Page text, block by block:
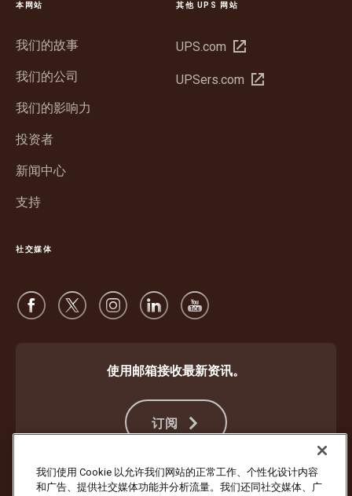
本网站
我们的故事
我们的公司
我们的影响力
投资者
新闻中心
支持
其他 UPS 网站
UPS.com 在
窗
UPSers.com 在
社交媒体
使用邮箱接收最新资讯。
订阅
防止欺诈 条款与条件 网站使用条款 隐私声明 Cookie 设置
我们使用 Cookie 以允许我们网站的正常工作、个性化设计内容
和广告、提供社交媒体功能并分析流量。我们还同社交媒体、广